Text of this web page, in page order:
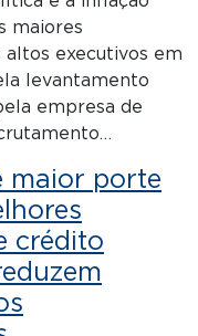
maiores
altos executivos em
levantamento
empresa de
maior porte
crédito